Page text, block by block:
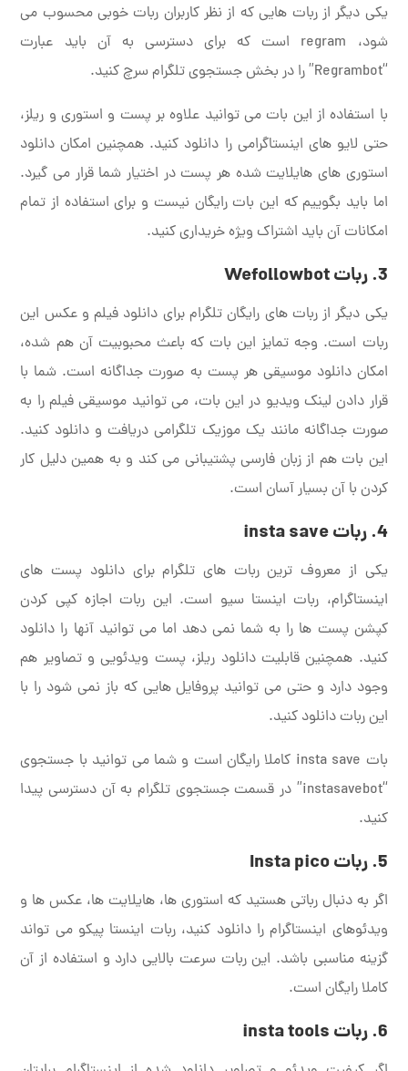
یکی دیگر از ربات هایی که از نظر کاربران ربات خوبی محسوب می
شود، regram است که برای دسترسی به آن باید عبارت
“Regrambot” را در بخش جستجوی تلگرام سرچ کنید.
با استفاده از این بات می توانید علاوه بر پست و استوری و ریلز،
حتی لایو های اینستاگرامی را دانلود کنید. همچنین امکان دانلود
استوری های هایلایت شده هر پست در اختیار شما قرار می گیرد.
اما باید بگوییم که این بات رایگان نیست و برای استفاده از تمام
امکانات آن باید اشتراک ویژه خریداری کنید.
3. رباتWefollowbot
یکی دیگر از ربات های رایگان تلگرام برای دانلود فیلم و عکس این
ربات است. وجه تمایز این بات که باعث محبوبیت آن هم شده،
امکان دانلود موسیقی هر پست به صورت جداگانه است. شما با
قرار دادن لینک ویدیو در این بات، می توانید موسیقی فیلم را به
صورت جداگانه مانند یک موزیک تلگرامی دریافت و دانلود کنید.
این بات هم از زبان فارسی پشتیبانی می کند و به همین دلیل کار
کردن با آن بسیار آسان است.
4. ربات insta save
یکی از معروف ترین ربات های تلگرام برای دانلود پست های
اینستاگرام، ربات اینستا سیو است. این ربات اجازه کپی کردن
کپشن پست ها را به شما نمی دهد اما می توانید آنها را دانلود
کنید. همچنین قابلیت دانلود ریلز، پست ویدئویی و تصاویر هم
وجود دارد و حتی می توانید پروفایل هایی که باز نمی شود را با
این ربات دانلود کنید.
بات insta save کاملا رایگان است و شما می توانید با جستجوی
“instasavebot” در قسمت جستجوی تلگرام به آن دسترسی پیدا
کنید.
5. ربات Insta pico
اگر به دنبال رباتی هستید که استوری ها، هایلایت ها، عکس ها و
ویدئوهای اینستاگرام را دانلود کنید، ربات اینستا پیکو می تواند
گزینه مناسبی باشد. این ربات سرعت بالایی دارد و استفاده از آن
کاملا رایگان است.
6. ربات insta tools